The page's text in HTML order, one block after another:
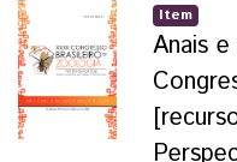
Item
Anais